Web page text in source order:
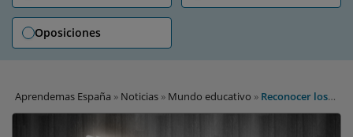
Oposiciones
Aprendemas España » Noticias » Mundo educativo » Reconocer los
méritos de uno podría desmotivar a los compañeros